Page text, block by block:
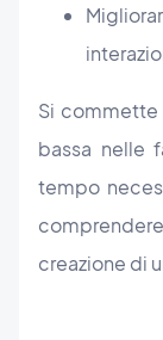
Si
bassa nelle
tempo
creazione di